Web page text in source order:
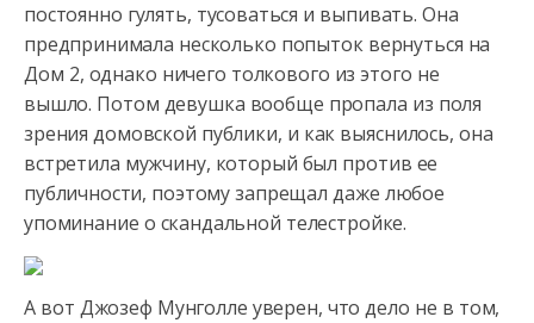
постоянно гулять, тусоваться и выпивать. Она
предпринимала несколько попыток вернуться на
Дом 2, однако ничего толкового из этого не
вышло. Потом девушка вообще пропала из поля
зрения домовской публики, и как выяснилось, она
встретила мужчину, который был против ее
публичности, поэтому запрещал даже любое
упоминание о скандальной телестройке.
А вот Джозеф Мунголле уверен, что дело не в том,